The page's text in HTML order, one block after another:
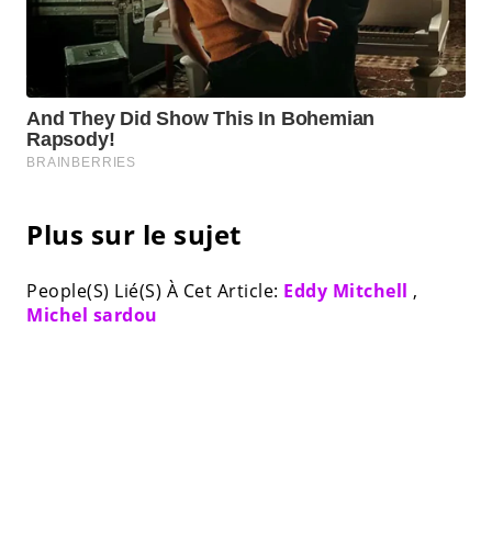
Plus sur le sujet
People(S) Lié(S) À Cet Article: Eddy Mitchell ,
Michel sardou